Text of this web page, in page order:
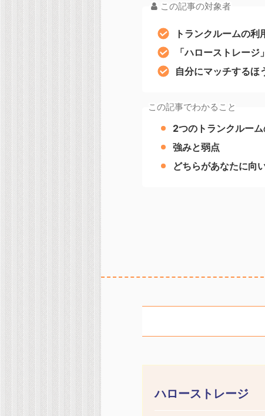
この記事の対象者
トランクルームの
「ハローストレー
自分にマッチするほ
この記事でわかること
2つのトランクルー
強みと弱点
どちらがあなたに向
ハローストレージ